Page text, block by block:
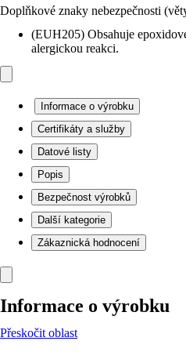
Doplňkové znaky nebezpečnosti
(EUH205) Obsahuje
alergickou reakci.
Informace o výrobku
Certifikáty a služby
Datové listy
Popis
Bezpečnost výrobků
Další kategorie
Zákaznická hodnocení
Informace o výrobku
Přeskočit oblast